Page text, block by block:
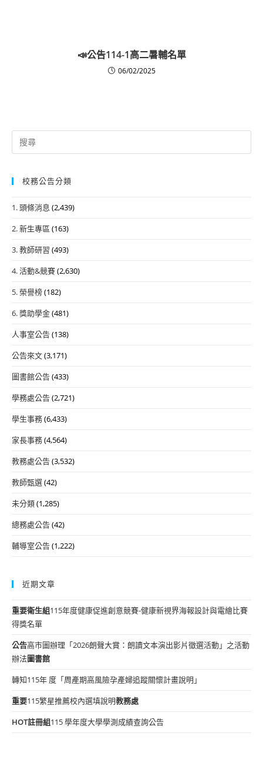
📣公告114-1高二暑輔名單
06/02/2025
Search
for:
校務公告分類
1. 頭條消息 (2,439)
2. 新生專區 (163)
3. 教師研習 (493)
4. 活動&競賽(2,630)
5. 榮譽榜(182)
6. 獎助學金(481)
人事室公告(138)
公告來文(3,171)
圖書館公告(433)
學務處公告(2,721)
學生事務(6,433)
家長事務(4,564)
教務處公告(3,532)
教師甄選(42)
未分類(1,285)
總務處公告(42)
輔導室公告(1,222)
近期文章
重要衛生組115年度健康促進創意競賽-健康新視界海報設計與電繪比賽
得獎名單
公告高市圖辦理「2026朗聲大賞：朗讀文本演出影片徵選活動」之活動
辦法圖書館
轉知115年 度「周產期高風險孕產婦追蹤關懷計畫說明」
重要115繁星推薦校內選填說明教務處
HOT註冊組115 學年度大學學測成績查詢公告